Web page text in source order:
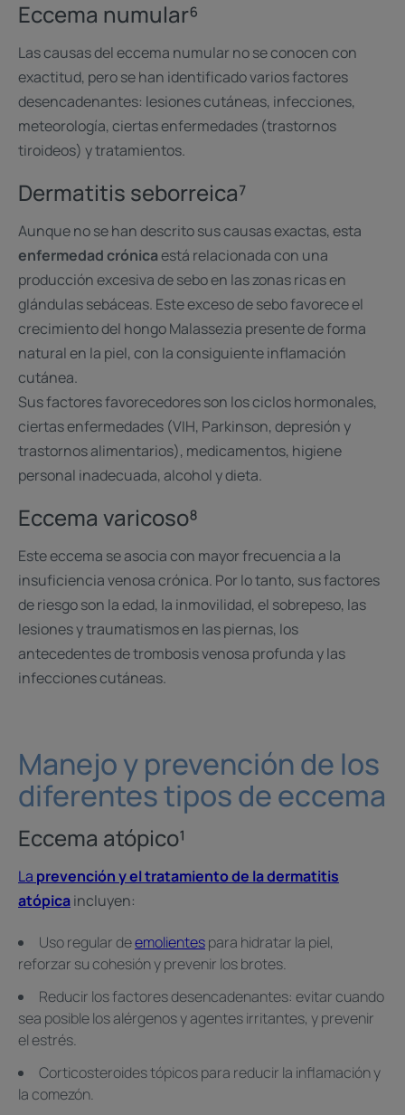
Eccema numular⁶
Las causas del eccema numular no se conocen con
exactitud, pero se han identificado varios factores
desencadenantes: lesiones cutáneas, infecciones,
meteorología, ciertas enfermedades (trastornos
tiroideos) y tratamientos.
Dermatitis seborreica⁷
Aunque no se han descrito sus causas exactas, esta
enfermedad crónicaestá relacionada con una
producción excesiva de sebo en las zonas ricas en
glándulas sebáceas. Este exceso de sebo favorece el
crecimiento del hongo Malassezia presente de forma
natural en la piel, con la consiguiente inflamación
cutánea.
Sus factores favorecedores son los ciclos hormonales,
ciertas enfermedades (VIH, Parkinson, depresión y
trastornos alimentarios), medicamentos, higiene
personal inadecuada, alcohol y dieta.
Eccema varicoso⁸
Este eccema se asocia con mayor frecuencia a la
insuficiencia venosa crónica. Por lo tanto, sus factores
de riesgo son la edad, la inmovilidad, el sobrepeso, las
lesiones y traumatismos en las piernas, los
antecedentes de trombosis venosa profunda y las
infecciones cutáneas.
Manejo y prevención de los
diferentes tipos de eccema
Eccema atópico¹
La prevención y el tratamiento de la dermatitis
atópicaincluyen:
Uso regular deemolientespara hidratar la piel,
reforzar su cohesión y prevenir los brotes.
Reducir los factores desencadenantes: evitar cuando
sea posible los alérgenos y agentes irritantes, y prevenir
el estrés.
Corticosteroides tópicos para reducir la inflamación y
la comezón.